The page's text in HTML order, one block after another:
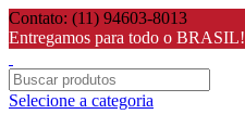
Contato: (11) 94603-8013
Entregamos para todo o BRASIL!
Selecione a categoria